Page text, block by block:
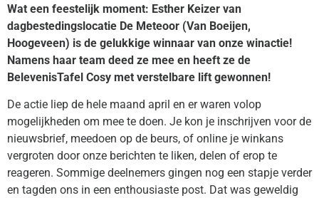
Wat een feestelijk moment: Esther Keizer van
dagbestedingslocatie De Meteoor (Van Boeijen,
Hoogeveen) is de gelukkige winnaar van onze winactie!
Namens haar team deed ze mee en heeft ze de
BelevenisTafel Cosy met verstelbare lift gewonnen!
De actie liep de hele maand april en er waren volop
mogelijkheden om mee te doen. Je kon je inschrijven voor de
nieuwsbrief, meedoen op de beurs, of online je winkans
vergroten door onze berichten te liken, delen of erop te
reageren. Sommige deelnemers gingen nog een stapje verder
en tagden ons in een enthousiaste post. Dat was geweldig